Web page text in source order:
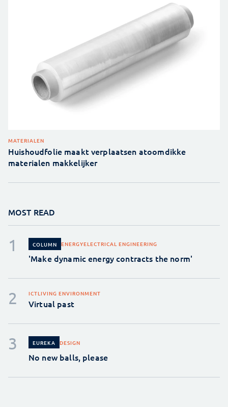
MATERIALEN
Huishoudfolie maakt verplaatsen atoomdikke
materialen makkelijker
MOST READ
COLUMN ENERGYELECTRICAL ENGINEERING
'Make dynamic energy contracts the norm'
ICTLIVING ENVIRONMENT
Virtual past
EUREKA DESIGN
No new balls, please